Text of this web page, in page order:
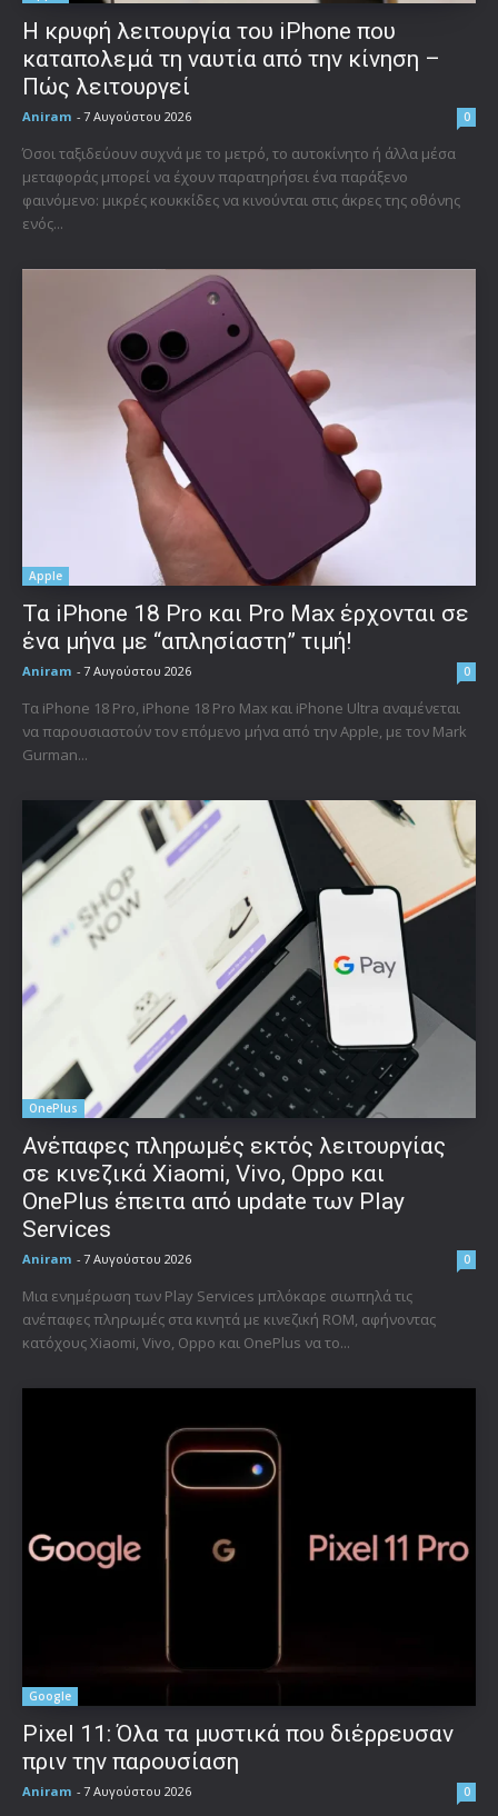
Η κρυφή λειτουργία του iPhone που
καταπολεμά τη ναυτία από την κίνηση –
Πώς λειτουργεί
Aniram - 7 Αυγούστου 2026 0
Όσοι ταξιδεύουν συχνά με το μετρό, το αυτοκίνητο ή άλλα μέσα
μεταφοράς μπορεί να έχουν παρατηρήσει ένα παράξενο
φαινόμενο: μικρές κουκκίδες να κινούνται στις άκρες της οθόνης
ενός...
Apple
Τα iPhone 18 Pro και Pro Max έρχονται σε
ένα μήνα με “απλησίαστη” τιμή!
Aniram - 7 Αυγούστου 2026 0
Τα iPhone 18 Pro, iPhone 18 Pro Max και iPhone Ultra αναμένεται
να παρουσιαστούν τον επόμενο μήνα από την Apple, με τον Mark
Gurman...
OnePlus
Ανέπαφες πληρωμές εκτός λειτουργίας
σε κινεζικά Xiaomi, Vivo, Oppo και
OnePlus έπειτα από update των Play
Services
Aniram - 7 Αυγούστου 2026 0
Μια ενημέρωση των Play Services μπλόκαρε σιωπηλά τις
ανέπαφες πληρωμές στα κινητά με κινεζική ROM, αφήνοντας
κατόχους Xiaomi, Vivo, Oppo και OnePlus να το...
Google
Pixel 11: Όλα τα μυστικά που διέρρευσαν
πριν την παρουσίαση
Aniram - 7 Αυγούστου 2026 0